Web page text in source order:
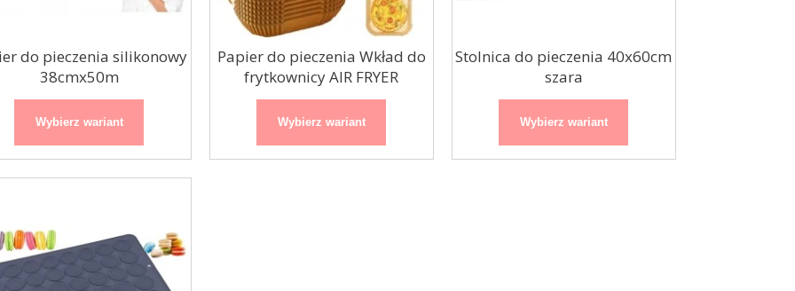
do pieczenia silikonowy
38cmx50m
Wybierz wariant
Papier do pieczenia Wkład do
frytkownicy AIR FRYER
20x23cm
Wybierz wariant
Stolnica do pieczenia 40x60cm
szara
Wybierz wariant